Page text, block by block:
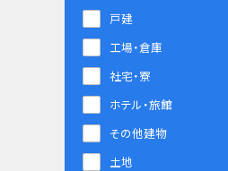
戸建
工場・倉庫
社宅・寮
ホテル・旅館
その他建物
土地